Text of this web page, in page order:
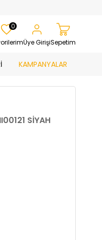
0
Üye GirişiSepetim
KAMPANYALAR
SİYAH